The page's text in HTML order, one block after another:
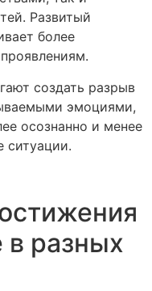
Развитый
более
создать разрыв
эмоциями,
осознанно и менее
ситуации.
в разных